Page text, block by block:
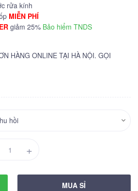
rửa kính
MIỄN PHÍ
giảm 25% Bảo hiểm TNDS
HÀNG ONLINE TẠI HÀ NỘI. GỌI
+
MUA SỈ